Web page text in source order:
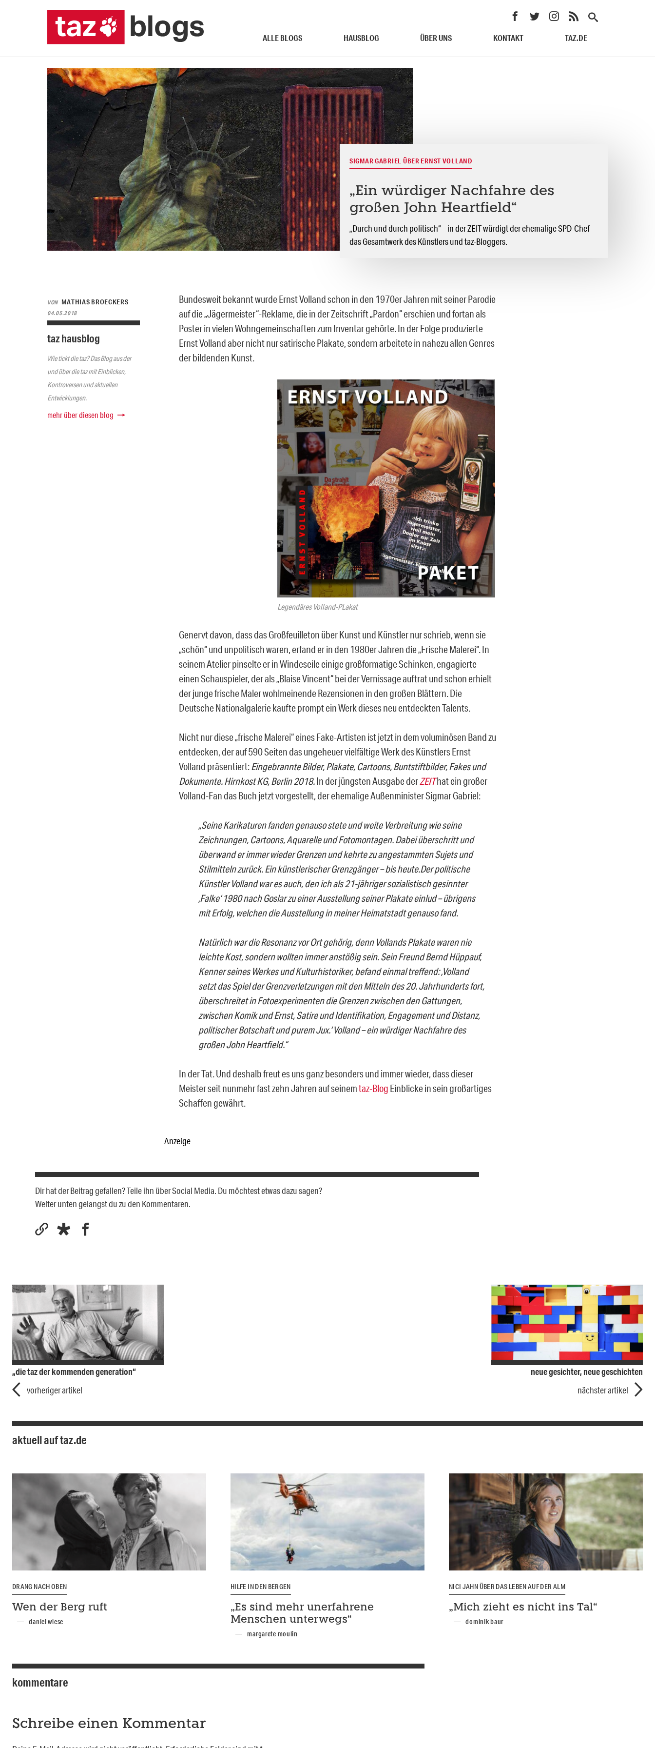
ALLE BLOGS HAUSBLOG ÜBER UNS KONTAKT TAZ.DE
SIGMAR GABRIEL ÜBER ERNST VOLLAND
„Ein würdiger Nachfahre des
großen John Heartfield“
„Durch und durch politisch“ – in der ZEIT würdigt der ehemalige SPD-Chef
das Gesamtwerk des Künstlers und taz-Bloggers.
VON MATHIAS BROECKERS
04.05.2018
taz hausblog
Wie tickt die taz? Das Blog aus der
und über die taz mit Einblicken,
Kontroversen und aktuellen
Entwicklungen.
mehr über diesen blog
Bundesweit bekannt wurde Ernst Volland schon in den 1970er Jahren mit seiner Parodie
auf die „Jägermeister“-Reklame, die in der Zeitschrift „Pardon“ erschien und fortan als
Poster in vielen Wohngemeinschaften zum Inventar gehörte. In der Folge produzierte
Ernst Volland aber nicht nur satirische Plakate, sondern arbeitete in nahezu allen Genres
der bildenden Kunst.
Legendäres Volland-PLakat
Genervt davon, dass das Großfeuilleton über Kunst und Künstler nur schrieb, wenn sie
„schön“ und unpolitisch waren, erfand er in den 1980er Jahren die „Frische Malerei“. In
seinem Atelier pinselte er in Windeseile einige großformatige Schinken, engagierte
einen Schauspieler, der als „Blaise Vincent“ bei der Vernissage auftrat und schon erhielt
der junge frische Maler wohlmeinende Rezensionen in den großen Blättern. Die
Deutsche Nationalgalerie kaufte prompt ein Werk dieses neu entdeckten Talents.
Nicht nur diese „frische Malerei“ eines Fake-Artisten ist jetzt in dem voluminösen Band zu
entdecken, der auf 590 Seiten das ungeheuer vielfältige Werk des Künstlers Ernst
Volland präsentiert:Eingebrannte Bilder, Plakate, Cartoons, Buntstiftbilder, Fakes und
Dokumente. Hirnkost KG, Berlin 2018.In der jüngsten Ausgabe derZEIThat ein großer
Volland-Fan das Buch jetzt vorgestellt, der ehemalige Außenminister Sigmar Gabriel:
„Seine Karikaturen fanden genauso stete und weite Verbreitung wie seine
Zeichnungen, Cartoons, Aquarelle und Fotomontagen. Dabei überschritt und
überwand er immer wieder Grenzen und kehrte zu angestammten Sujets und
Stilmitteln zurück. Ein künstlerischer Grenzgänger – bis heute.Der politische
Künstler Volland war es auch, den ich als 21-jähriger sozialistisch gesinnter
‚Falke‘ 1980 nach Goslar zu einer Ausstellung seiner Plakate einlud – übrigens
mit Erfolg, welchen die Ausstellung in meiner Heimatstadt genauso fand.
Natürlich war die Resonanz vor Ort gehörig, denn Vollands Plakate waren nie
leichte Kost, sondern wollten immer anstößig sein. Sein Freund Bernd Hüppauf,
Kenner seines Werkes und Kulturhistoriker, befand einmal treffend: ‚Volland
setzt das Spiel der Grenzverletzungen mit den Mitteln des 20. Jahrhunderts fort,
überschreitet in Fotoexperimenten die Grenzen zwischen den Gattungen,
zwischen Komik und Ernst, Satire und Identifikation, Engagement und Distanz,
politischer Botschaft und purem Jux.‘ Volland – ein würdiger Nachfahre des
großen John Heartfield.“
In der Tat. Und deshalb freut es uns ganz besonders und immer wieder, dass dieser
Meister seit nunmehr fast zehn Jahren auf seinemtaz-Blog Einblicke in sein großartiges
Schaffen gewährt.
Anzeige
Dir hat der Beitrag gefallen? Teile ihn über Social Media. Du möchtest etwas dazu sagen?
Weiter unten gelangst du zu den Kommentaren.
„die taz der kommenden generation“
vorheriger artikel
neue gesichter, neue geschichten
nächster artikel
aktuell auf taz.de
DRANG NACH OBEN
Wen der Berg ruft
daniel wiese
HILFE IN DEN BERGEN
„Es sind mehr unerfahrene
Menschen unterwegs“
margarete moulin
NICI JAHN ÜBER DAS LEBEN AUF DER ALM
„Mich zieht es nicht ins Tal“
dominik baur
kommentare
Schreibe einen Kommentar